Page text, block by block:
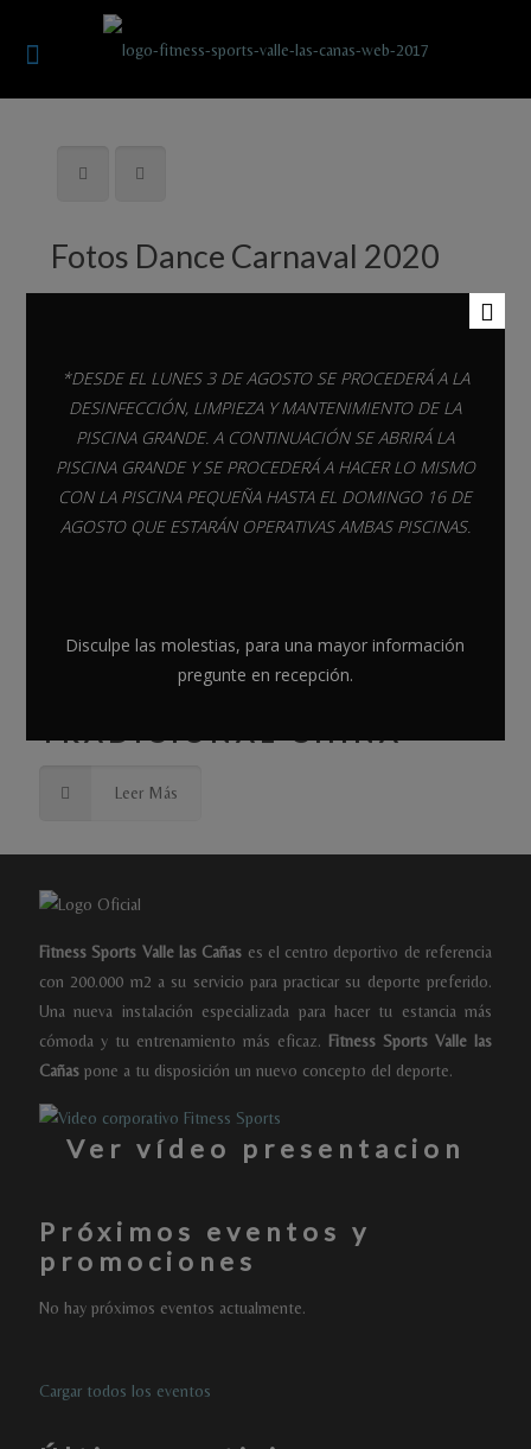
Fotos Dance Carnaval 2020
Related posts
DISFRUTA DE LOS
SALUDABLES BENEFICIOS
TRADICIONAL CHINA
Leer Más
Fitness Sports Valle las Cañas es el centro deportivo de referencia
con 200.000 m2 a su servicio para practicar su deporte preferido.
Una nueva instalación especializada para hacer tu estancia más
cómoda y tu entrenamiento más eficaz. Fitness Sports Valle las
Cañas pone a tu disposición un nuevo concepto del deporte.
Ver vídeo presentacion
Próximos eventos y
promociones
No hay próximos eventos actualmente.
Cargar todos los eventos
*DESDE EL LUNES 3 DE AGOSTO SE PROCEDERÁ A LA
DESINFECCIÓN, LIMPIEZA Y MANTENIMIENTO DE LA
PISCINA GRANDE. A CONTINUACIÓN SE ABRIRÁ LA
PISCINA GRANDE Y SE PROCEDERÁ A HACER LO MISMO
CON LA PISCINA PEQUEÑA HASTA EL DOMINGO 16 DE
AGOSTO QUE ESTARÁN OPERATIVAS AMBAS PISCINAS.
Disculpe las molestias, para una mayor información
pregunte en recepción.